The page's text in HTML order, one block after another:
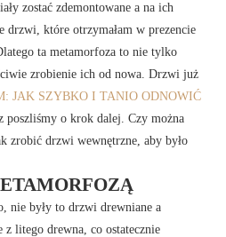
zostać zdemontowane a na ich
drzwi, które otrzymałam w prezencie
ta metamorfoza to nie tylko
zrobienie ich od nowa. Drzwi już
JAK SZYBKO I TANIO ODNOWIĆ
poszliśmy o krok dalej. Czy można
zrobić drzwi wewnętrzne, aby było
nie były to drzwi drewniane a
litego drewna, co ostatecznie